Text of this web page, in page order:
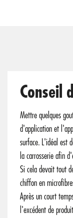
Conseil
Mettre quelques
d'application et
surface. L'idéal est
la carrosserie afin
Si cela devait tout
chiffon en
Après un court
l'excédent de